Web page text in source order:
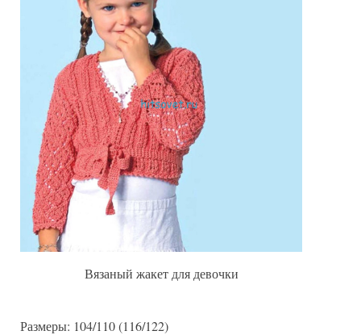
Вязаный жакет для девочки
Размеры: 104/110 (116/122)